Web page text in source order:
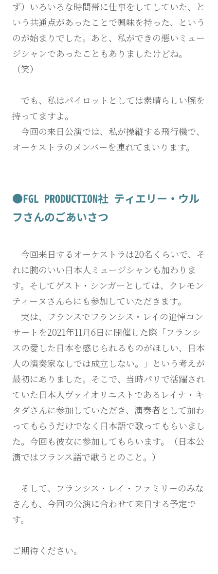
ず）いろいろな時間帯に仕事をしてしていた、と
いう共通点があったことで興味を持った、という
のが始まりでした。あと、私ができの悪いミュー
ジシャンであったこともありましたけどね。
（笑）
でも、私はパイロットとしては素晴らしい腕を
持ってますよ。
今回の来日公演では、私が操縦する飛行機で、
オーケストラのメンバーを連れてまいります。
●FGL PRODUCTION社 ティエリー・ウル
フさんのごあいさつ
今回来日するオーケストラは20名くらいで、そ
れに腕のいい日本人ミュージシャンも加わりま
す。そしてゲスト・シンガーとしては、クレモン
ティーヌさんらにも参加していただきます。
実は、フランスでフランシス・レイの追悼コン
サートを2021年11月6日に開催した際「フランシ
スの愛した日本を感じられるものがほしい、日本
人の演奏家なしでは成立しない。」という考えが
最初にありました。そこで、当時パリで活躍され
ていた日本人ヴァイオリニストであるレイナ・キ
タダさんに参加していただき、演奏者として加わ
ってもらうだけでなく日本語で歌ってもらいまし
た。今回も彼女に参加してもらいます。（日本公
演ではフランス語で歌うとのこと。）
そして、フランシス・レイ・ファミリーのみな
さんも、今回の公演に合わせて来日する予定で
す。
ご期待ください。